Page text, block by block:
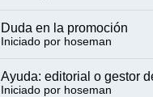
Duda en la promoción
Iniciado por hoseman
Ayuda: editorial o gestor
Iniciado por hoseman